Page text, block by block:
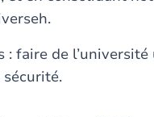
: faire de